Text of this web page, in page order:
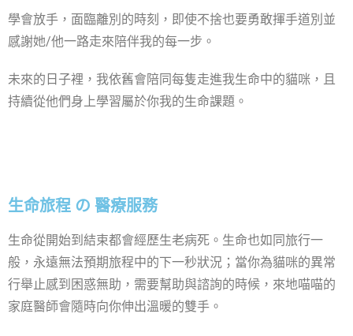
學會放手，面臨離別的時刻，即使不捨也要勇敢揮手道別並
感謝她/他一路走來陪伴我的每一步。
未來的日子裡，我依舊會陪同每隻走進我生命中的貓咪，且
持續從他們身上學習屬於你我的生命課題。
生命旅程 の 醫療服務
生命從開始到結束都會經歷生老病死。生命也如同旅行一
般，永遠無法預期旅程中的下一秒狀況；當你為貓咪的異常
行舉止感到困惑無助，需要幫助與諮詢的時候，來地喵喵的
家庭醫師會隨時向你伸出溫暖的雙手。